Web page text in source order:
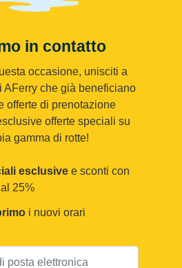
in contatto
occasione, unisciti a
AFerry che già beneficiano
offerte di prenotazione
offerte speciali su
gamma di rotte!
esclusive e sconti con
25%
i nuovi orari